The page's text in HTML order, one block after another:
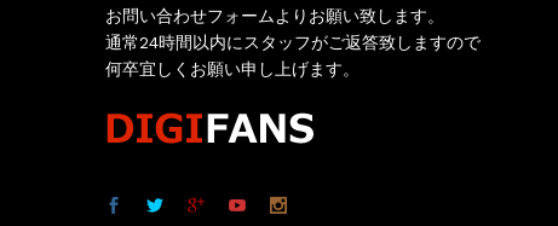
お問い合わせフォームよりお願い致します。
通常24時間以内にスタッフがご返答致しますので
何卒宜しくお願い申し上げます。